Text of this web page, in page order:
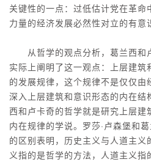
关键性的一点：过低估计党在革命
力量的经济发展必然性对立的有意
从哲学的观点分析，葛兰西和
实际上阐明了这一观点：上层建筑
的发展规律，这个规律不是仅仅由
深入上层建筑和意识形态的内在结
西和卢卡奇的哲学就是研究上层建
内在规律的学说。罗莎·卢森堡和
的区别表明，历史主义与人道主义
义指的是哲学的方法，人道主义指